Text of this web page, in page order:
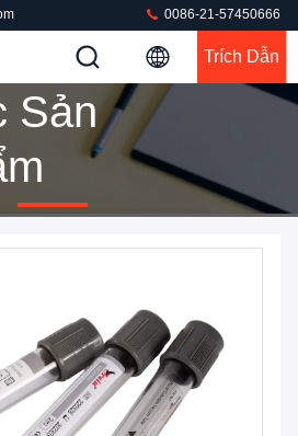
0086-21-57450666
Trích Dẫn
Sản